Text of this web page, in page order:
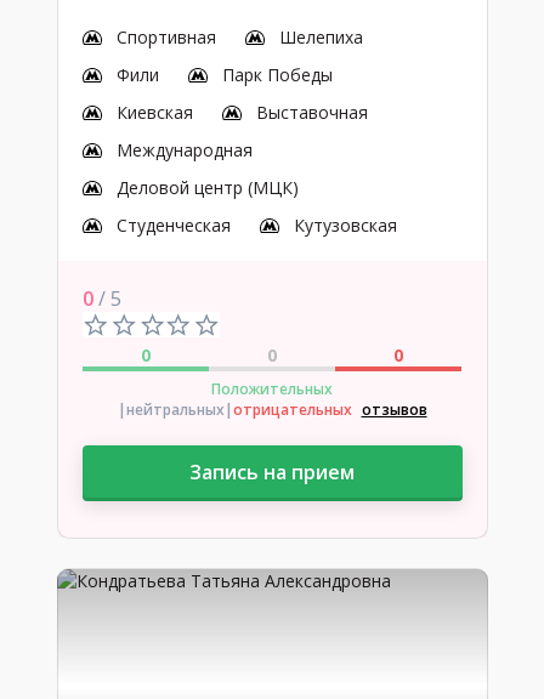
Спортивная
Шелепиха
Фили
Парк Победы
Киевская
Выставочная
Международная
Деловой центр (МЦК)
Студенческая
Кутузовская
0/ 5
0 0 0
Положительных
|нейтральных|отрицательных отзывов
Запись на прием